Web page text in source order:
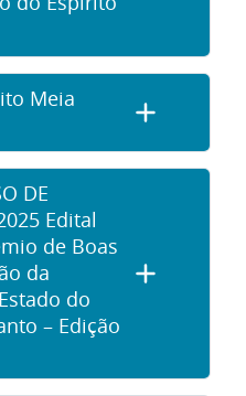
Meia
DE
de Boas
da
do
– Edição